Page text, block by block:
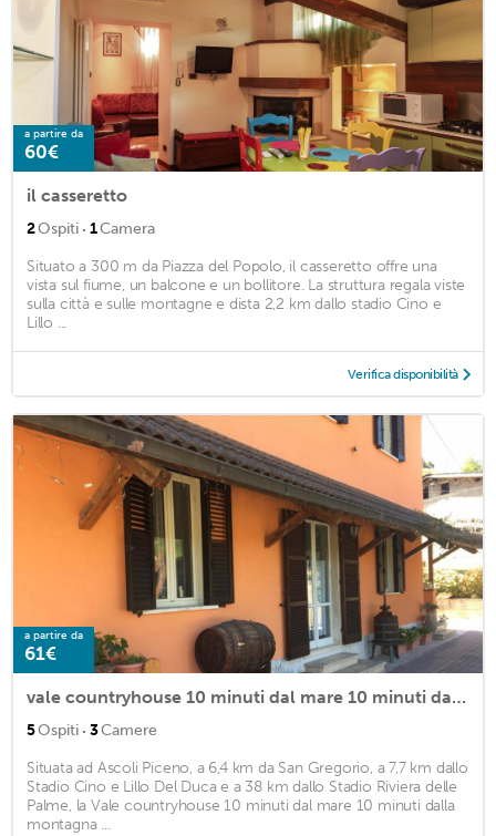
a partire da
60€
il casseretto
2Ospiti · 1Camera
Situato a 300 m da Piazza del Popolo, il casseretto offre una
vista sul fiume, un balcone e un bollitore. La struttura regala viste
sulla città e sulle montagne e dista 2,2 km dallo stadio Cino e
Lillo ...
Verifica disponibilità
a partire da
61€
vale countryhouse 10 minuti dal mare 10 minuti dalla montagna
5Ospiti · 3Camere
Situata ad Ascoli Piceno, a 6,4 km da San Gregorio, a 7,7 km dallo
Stadio Cino e Lillo Del Duca e a 38 km dallo Stadio Riviera delle
Palme, la Vale countryhouse 10 minuti dal mare 10 minuti dalla
montagna ...